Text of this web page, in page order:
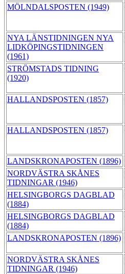
MÖLNDALSPOSTEN (1949)
NYA LÄNSTIDNINGEN NYA
LIDKÖPINGSTIDNINGEN
(1961)
STRÖMSTADS TIDNING
(1920)
HALLANDSPOSTEN (1857)
HALLANDSPOSTEN (1857)
LANDSKRONAPOSTEN (1896)
NORDVÄSTRA SKÅNES
TIDNINGAR (1946)
HELSINGBORGS DAGBLAD
(1884)
HELSINGBORGS DAGBLAD
(1884)
LANDSKRONAPOSTEN (1896)
NORDVÄSTRA SKÅNES
TIDNINGAR (1946)